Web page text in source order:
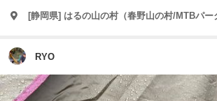
[静岡県] はるの山の村（春野山の村/MTBパー
RYO